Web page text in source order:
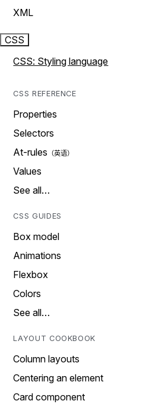
XML
CSS
CSS: Styling language
CSS REFERENCE
Properties
Selectors
At-rules
Values
See all…
CSS GUIDES
Box model
Animations
Flexbox
Colors
See all…
LAYOUT COOKBOOK
Column layouts
Centering an element
Card component